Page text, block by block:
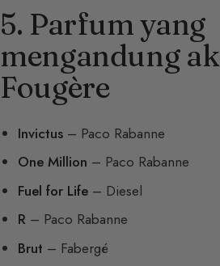
5. Parfum yang
mengandung
Fougère
Invictus – Paco Rabanne
One Million – Paco Rabanne
Fuel for Life – Diesel
R – Paco Rabanne
Brut – Fabergé